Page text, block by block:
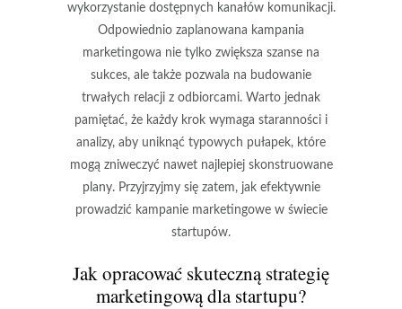
wykorzystanie dostępnych kanałów komunikacji.
Odpowiednio zaplanowana kampania
marketingowa nie tylko zwiększa szanse na
sukces, ale także pozwala na budowanie
trwałych relacji z odbiorcami. Warto jednak
pamiętać, że każdy krok wymaga staranności i
analizy, aby uniknąć typowych pułapek, które
mogą zniweczyć nawet najlepiej skonstruowane
plany. Przyjrzyjmy się zatem, jak efektywnie
prowadzić kampanie marketingowe w świecie
startupów.
Jak opracować skuteczną strategię
marketingową dla startupu?